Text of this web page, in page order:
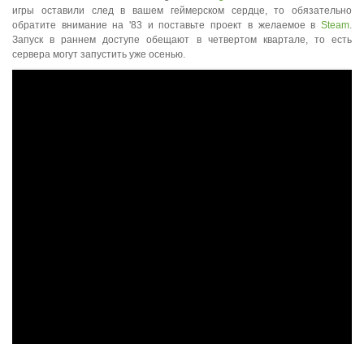
игры оставили след в вашем геймерском сердце, то обязательно
обратите внимание на '83 и поставьте проект в желаемое в Steam.
Запуск в раннем доступе обещают в четвертом квартале, то есть
сервера могут запустить уже осенью.